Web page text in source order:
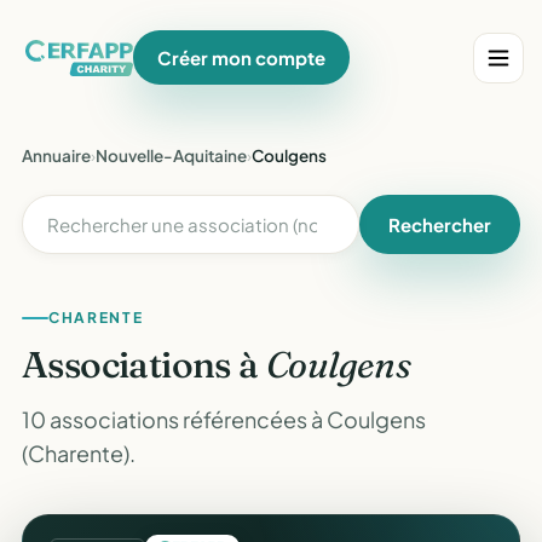
Créer mon compte
Annuaire›Nouvelle-Aquitaine›Coulgens
Rechercher
CHARENTE
Associations à Coulgens
10 associations référencées à Coulgens
(Charente).